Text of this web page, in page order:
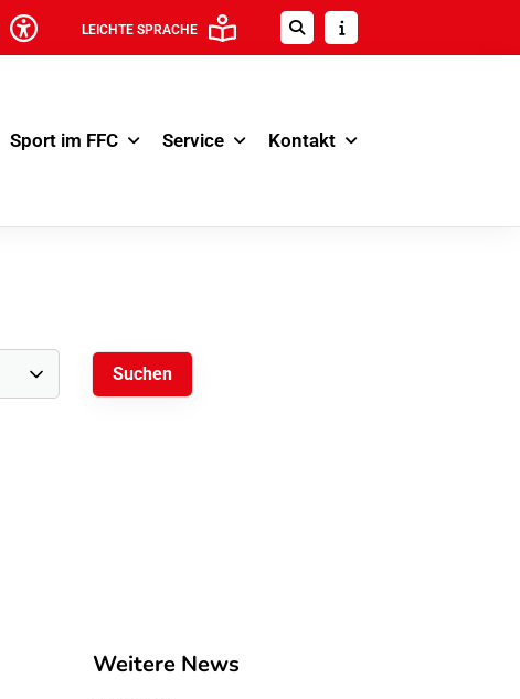
LEICHTE SPRACHE
Sport im FFC Service Kontakt
Weitere News